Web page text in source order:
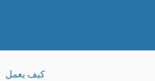
كيف يعمل